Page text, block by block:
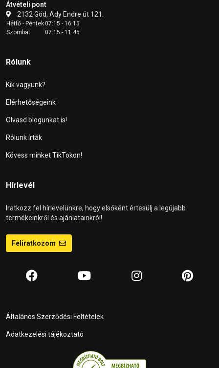
Átvételi pont
2132 Göd, Ady Endre út 121.
Hétfő - Péntek07:15 - 16:15
Szombat
07:15 - 11:45
Rólunk
Kik vagyunk?
Elérhetőségeink
Olvasd blogunkat is!
Rólunk írták
Kövess minket TikTokon!
Hírlevél
Iratkozz fel hírlevelünkre, hogy elsőként értesülj a legújabb
termékeinkről és ajánlatainkról!
Feliratkozom
Általános Szerződési Feltételek
Adatkezelési tájékoztató